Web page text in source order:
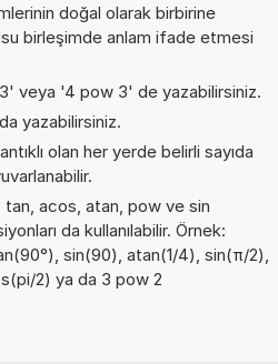
doğal olarak birbirine
birleşimde anlam ifade etmesi
veya '4 pow 3' de yazabilirsiniz.
yazabilirsiniz.
olan her yerde belirli sayıda
acos, atan, pow ve sin
da kullanılabilir. Örnek:
sin(90), atan(1/4), sin(π/2),
2) ya da 3 pow 2